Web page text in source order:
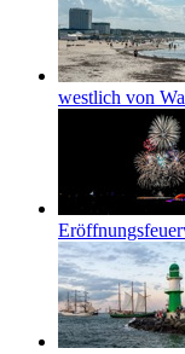
westlich von